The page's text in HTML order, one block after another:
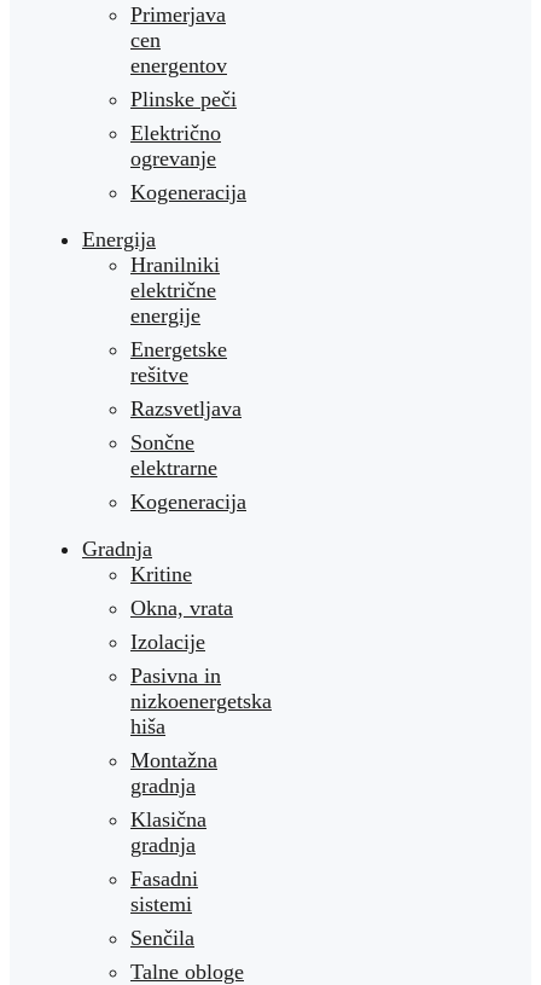
Primerjava
cen
energentov
Plinske peči
Električno
ogrevanje
Kogeneracija
Energija
Hranilniki
električne
energije
Energetske
rešitve
Razsvetljava
Sončne
elektrarne
Kogeneracija
Gradnja
Kritine
Okna, vrata
Izolacije
Pasivna in
nizkoenergetska
hiša
Montažna
gradnja
Klasična
gradnja
Fasadni
sistemi
Senčila
Talne obloge